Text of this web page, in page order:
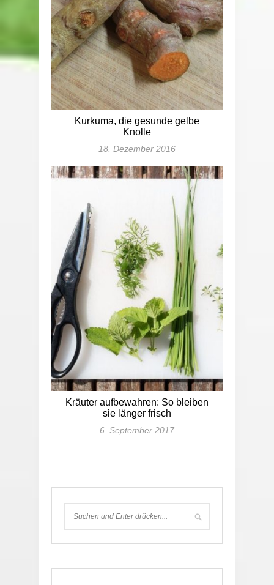
Kurkuma, die gesunde gelbe
Knolle
18. Dezember 2016
Kräuter aufbewahren: So bleiben
sie länger frisch
6. September 2017